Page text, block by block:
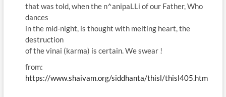
that was told, when the n^anipaLLi of our Father, Who
dances
in the mid-night, is thought with melting heart, the
destruction
of the vinai (karma) is certain. We swear !
from:
https://www.shaivam.org/siddhanta/thisl/thisl405.htm